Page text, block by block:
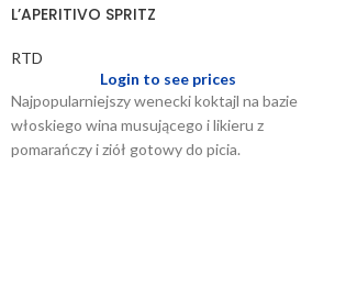
L’APERITIVO SPRITZ
RTD
Login to see prices
Najpopularniejszy wenecki koktajl na bazie
włoskiego wina musującego i likieru z
pomarańczy i ziół gotowy do picia.